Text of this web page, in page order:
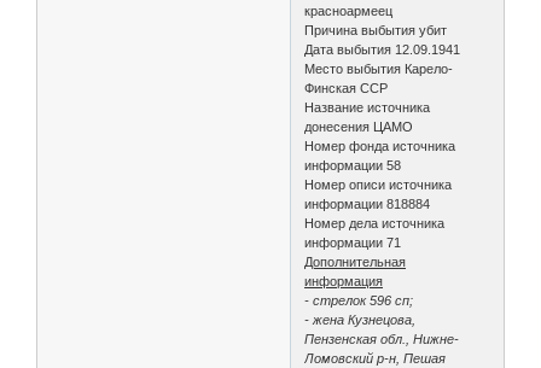
красноармеец
Причина выбытия убит
Дата выбытия 12.09.1941
Место выбытия Карело-
Финская ССР
Название источника
донесения ЦАМО
Номер фонда источника
информации 58
Номер описи источника
информации 818884
Номер дела источника
информации 71
Дополнительная
информация
- стрелок 596 сп;
- жена Кузнецова,
Пензенская обл., Нижне-
Ломовский р-н, Пешая